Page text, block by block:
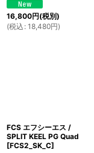
16,800円(税別)
(税込 : 18,480円)
FCS エフシーエス /
SPLIT KEEL PG Quad
[FCS2_SK_C]